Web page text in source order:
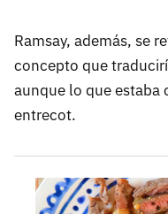
Ramsay, además, se
concepto que
aunque lo que estaba
entrecot.